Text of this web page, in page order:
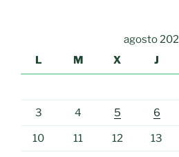
agosto
L
M X J
3 4 5 6
10 11 12 13